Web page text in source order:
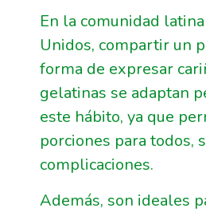
En la comunidad
Unidos, compartir un
forma de expresar
gelatinas se adaptan
este hábito, ya que
porciones para todos,
complicaciones.
Además, son ideales